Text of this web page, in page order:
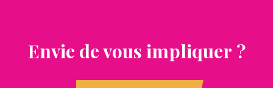
Envie de vous impliquer ?